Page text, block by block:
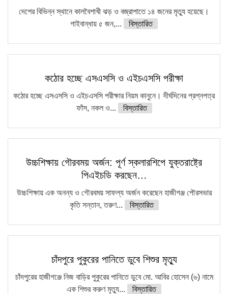
দেশের বিভিন্ন স্থানে কালবৈশাখী ঝড় ও বজ্রাপাতে ১৪ জনের মৃত্যু হয়েছে।
গাইবান্ধায় ৫ জন,...
বিস্তারিত
কঠোর হচ্ছে এসএসসি ও এইচএসসি পরীক্ষা
কঠোর হচ্ছে এসএসসি ও এইচএসসি পরীক্ষার নিয়ম কানুনে। দীর্ঘদিনের প্রশ্নপত্র
ফাঁস, নকল ও...
বিস্তারিত
উচ্চশিক্ষায় গৌরবময় অর্জন: পূর্ণ স্কলারশিপে যুক্তরাষ্ট্রে
পিএইচডি করছেন…
উচ্চশিক্ষায় এক অনন্য ও গৌরবময় সাফল্য অর্জন করেছেন হাজীগঞ্জ পৌরসভার
কৃতি সন্তান, তরুণ...
বিস্তারিত
চাঁদপুরে পুকুরের পানিতে ডুবে শিশুর মৃত্যু
চাঁদপুরের হাজীগঞ্জে নিজ বাড়ির পুকুরের পানিতে ডুবে মো. আবির হোসেন (৬) নামে
এক শিশুর করুণ মৃত্যু...
বিস্তারিত